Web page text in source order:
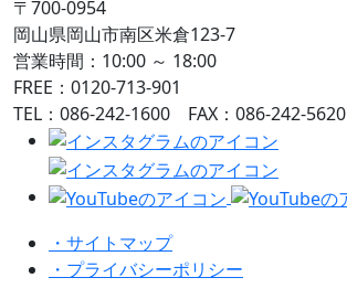
〒700-0954
岡山県岡山市南区米倉123-7
営業時間：10:00 ～ 18:00
FREE：0120-713-901
TEL：086-242-1600 FAX：086-242-5620
・サイトマップ
・プライバシーポリシー